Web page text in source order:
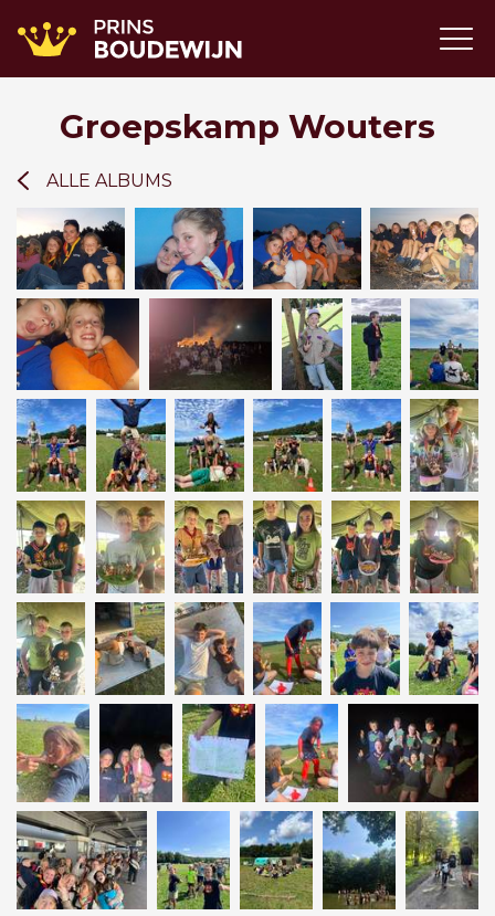
Groepskamp Wouters
ALLE ALBUMS